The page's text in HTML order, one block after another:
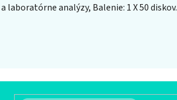
analýzy, Balenie: 1 X 50 diskov.